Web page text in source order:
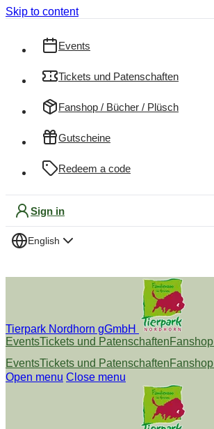
Skip to content
Events
Tickets und Patenschaften
Fanshop / Bücher / Plüsch
Gutscheine
Redeem a code
Sign in
English
Tierpark Nordhorn gGmbH
EventsTickets und Patenschaften
EventsTickets und Patenschaften
Open menu Close menu